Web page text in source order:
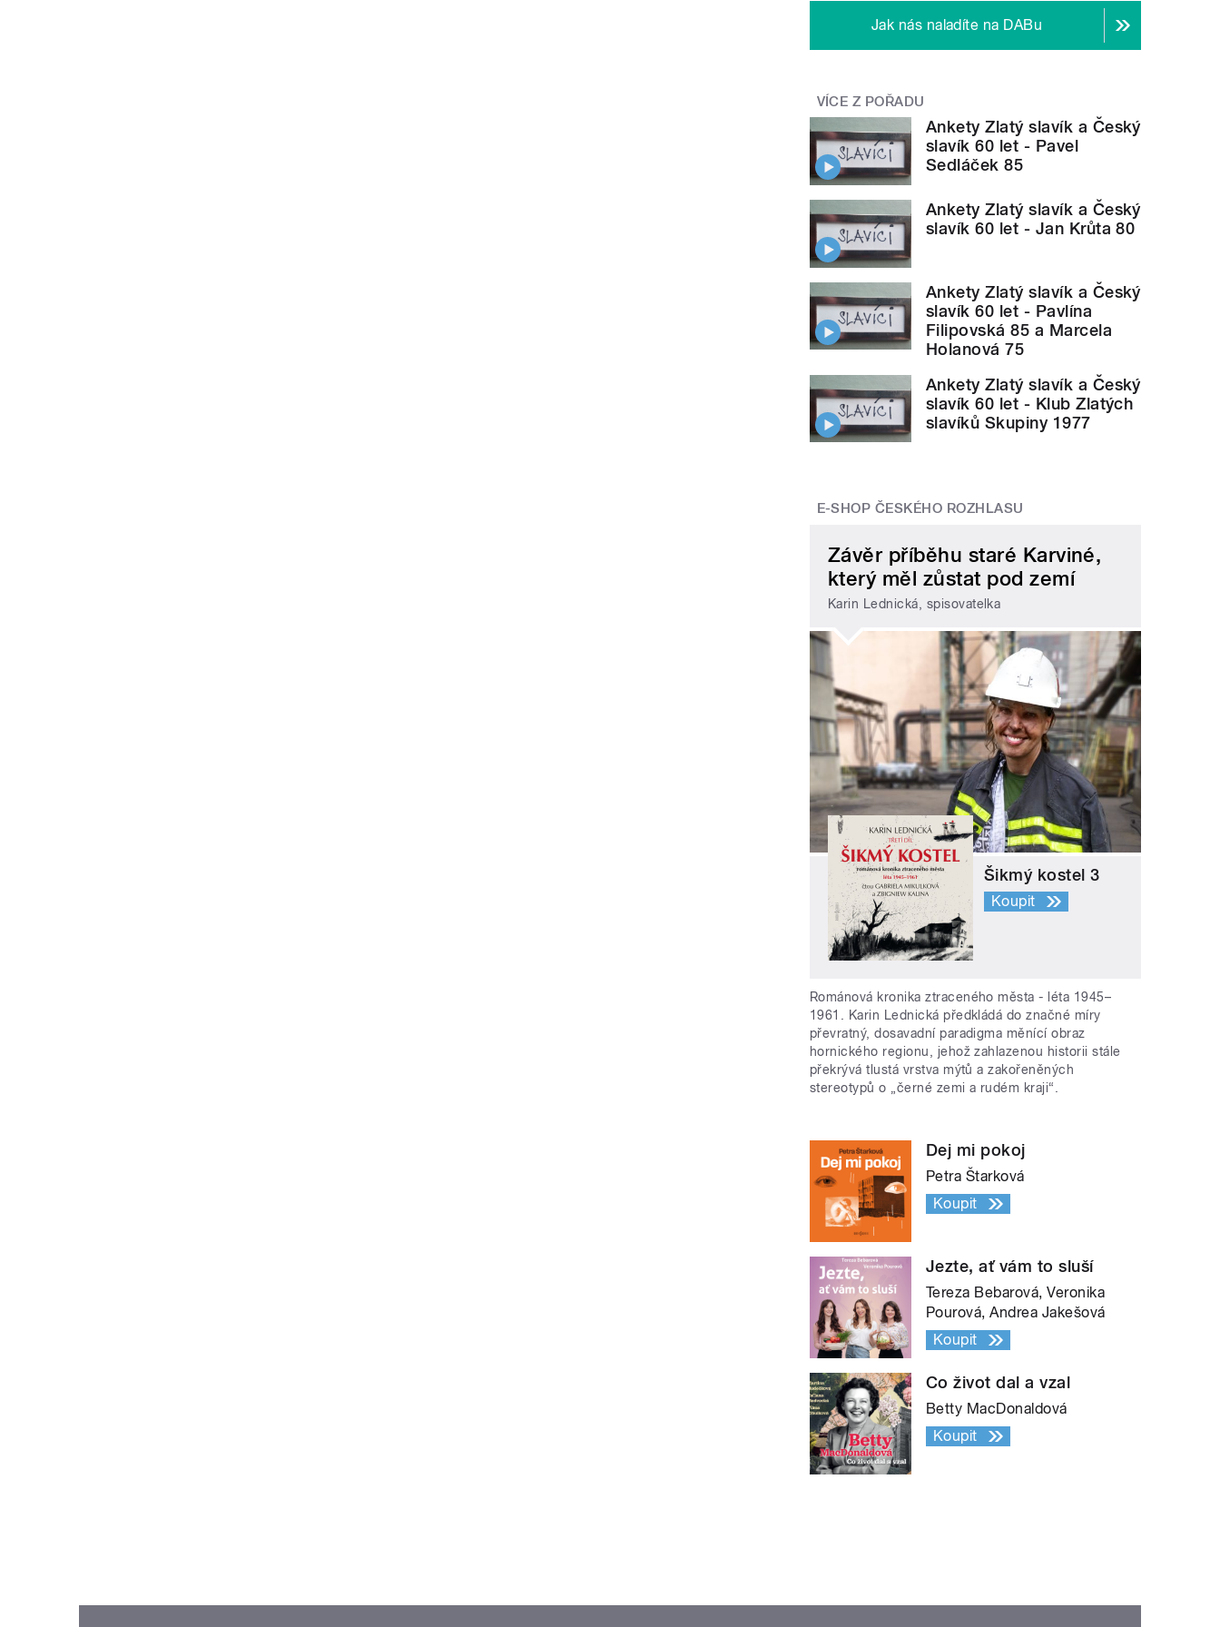
Jak nás naladíte na DABu
VÍCE Z POŘADU
Ankety Zlatý slavík a Český
slavík 60 let - Pavel
Sedláček 85
Ankety Zlatý slavík a Český
slavík 60 let - Jan Krůta 80
Ankety Zlatý slavík a Český
slavík 60 let - Pavlína
Filipovská 85 a Marcela
Holanová 75
Ankety Zlatý slavík a Český
slavík 60 let - Klub Zlatých
slavíků Skupiny 1977
E-SHOP ČESKÉHO ROZHLASU
Závěr příběhu staré Karviné,
který měl zůstat pod zemí
Karin Lednická, spisovatelka
Šikmý kostel 3
Koupit
Románová kronika ztraceného města - léta 1945–
1961. Karin Lednická předkládá do značné míry
převratný, dosavadní paradigma měnící obraz
hornického regionu, jehož zahlazenou historii stále
překrývá tlustá vrstva mýtů a zakořeněných
stereotypů o „černé zemi a rudém kraji“.
Dej mi pokoj
Petra Štarková
Koupit
Jezte, ať vám to sluší
Tereza Bebarová, Veronika
Pourová, Andrea Jakešová
Koupit
Co život dal a vzal
Betty MacDonaldová
Koupit